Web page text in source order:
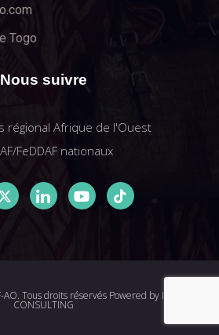
Togo
Nous suivre
régional Afrique de l'Ouest
FeDDAF nationaux
Tous droits réservés Powered by I-MEDIA
CONSULTING